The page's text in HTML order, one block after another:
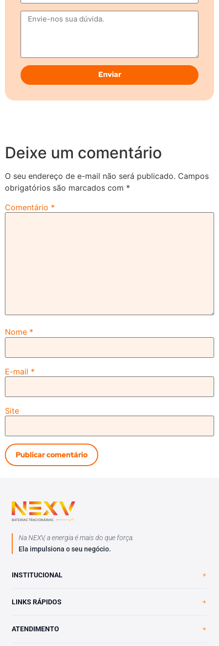
Enviar
Deixe um comentário
O seu endereço de e-mail não será publicado. Campos
obrigatórios são marcados com *
Comentário *
Nome *
E-mail *
Site
Na NEXV, a energia é mais do que força.
Ela impulsiona o seu negócio.
INSTITUCIONAL
Trabalhe Conosco
LINKS RÁPIDOS
ATENDIMENTO